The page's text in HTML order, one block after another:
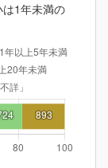
1年未満の